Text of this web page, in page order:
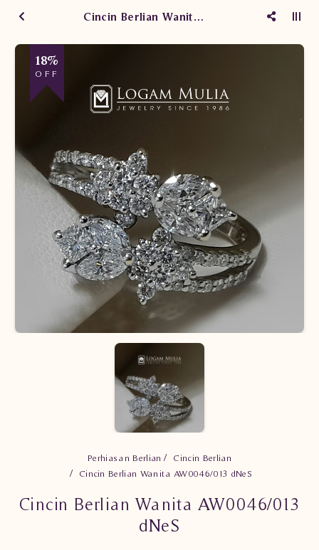
Cincin Berlian Wanita AW0046/013 dNeS
18%
OFF
Perhiasan Berlian
Cincin Berlian
Cincin Berlian Wanita AW0046/013 dNeS
Cincin Berlian Wanita AW0046/013
dNeS